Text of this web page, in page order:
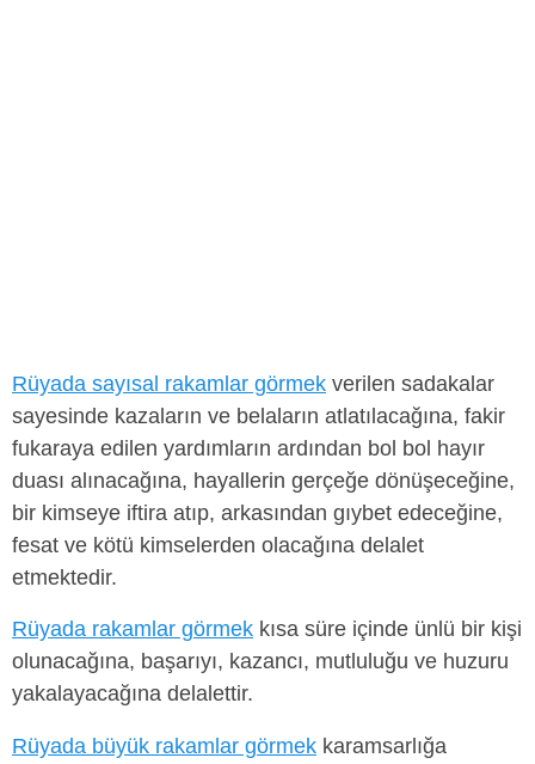
Rüyada sayısal rakamlar görmek verilen sadakalar
sayesinde kazaların ve belaların atlatılacağına, fakir
fukaraya edilen yardımların ardından bol bol hayır
duası alınacağına, hayallerin gerçeğe dönüşeceğine,
bir kimseye iftira atıp, arkasından gıybet edeceğine,
fesat ve kötü kimselerden olacağına delalet
etmektedir.
Rüyada rakamlar görmek kısa süre içinde ünlü bir kişi
olunacağına, başarıyı, kazancı, mutluluğu ve huzuru
yakalayacağına delalettir.
Rüyada büyük rakamlar görmek karamsarlığa